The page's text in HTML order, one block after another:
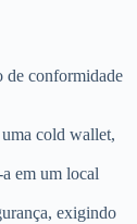
de conformidade
cold wallet,
em um local
exigindo